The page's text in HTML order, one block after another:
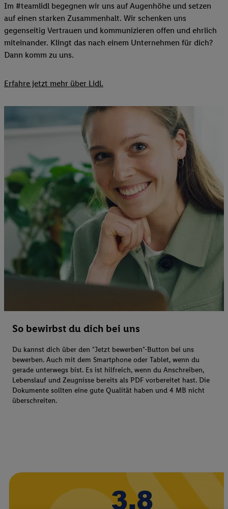
Im #teamlidl begegnen wir uns auf Augenhöhe und setzen
auf einen starken Zusammenhalt. Wir schenken uns
gegenseitig Vertrauen und kommunizieren offen und ehrlich
miteinander. Klingt das nach einem Unternehmen für dich?
Dann komm zu uns.​
Erfahre jetzt mehr über Lidl.
So bewirbst du dich bei uns
Du kannst dich über den "Jetzt bewerben"-Button bei uns
bewerben. Auch mit dem Smartphone oder Tablet, wenn du
gerade unterwegs bist. Es ist hilfreich, wenn du Anschreiben,
Lebenslauf und Zeugnisse bereits als PDF vorbereitet hast. Die
Dokumente sollten eine gute Qualität haben und 4 MB nicht
überschreiten.